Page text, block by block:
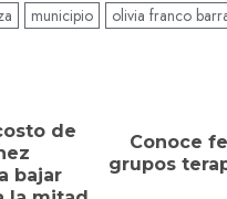
municipio olivia franco
Previous
de
bajar
Next
Conoce
grupos